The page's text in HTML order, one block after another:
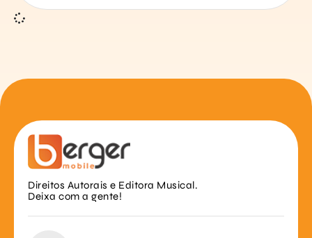
Direitos Autorais e Editora Musical.
Deixa com a gente!